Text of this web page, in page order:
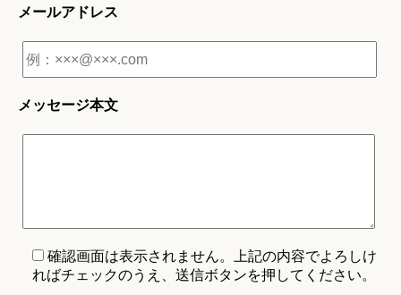
メールアドレス
メッセージ本文
確認画面は表示されません。上記の内容でよろしけ
ればチェックのうえ、送信ボタンを押してください。